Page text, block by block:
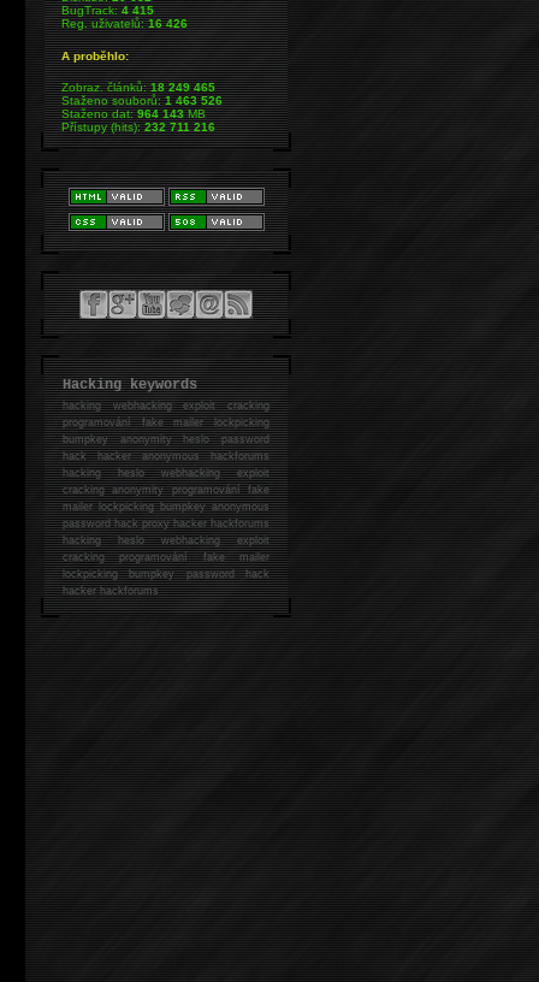
BugTrack:4 415
Reg. uživatelů:16 426
A proběhlo:
Zobraz. článků:18 249 465
Staženo souborů:1 463 526
Staženo dat:964 143MB
Přístupy (hits):232 711 216
Hacking keywords
hackingwebhacking exploit cracking
programování fake mailer lockpicking
bumpkey anonymity heslo password
hackhacker anonymous hackforums
hackingheslo webhacking exploit
cracking anonymity programování fake
mailer lockpicking bumpkey anonymous
password hack proxy hacker hackforums
hacking heslo webhacking exploit
cracking programování fake mailer
lockpicking bumpkey password hack
hackerhackforums